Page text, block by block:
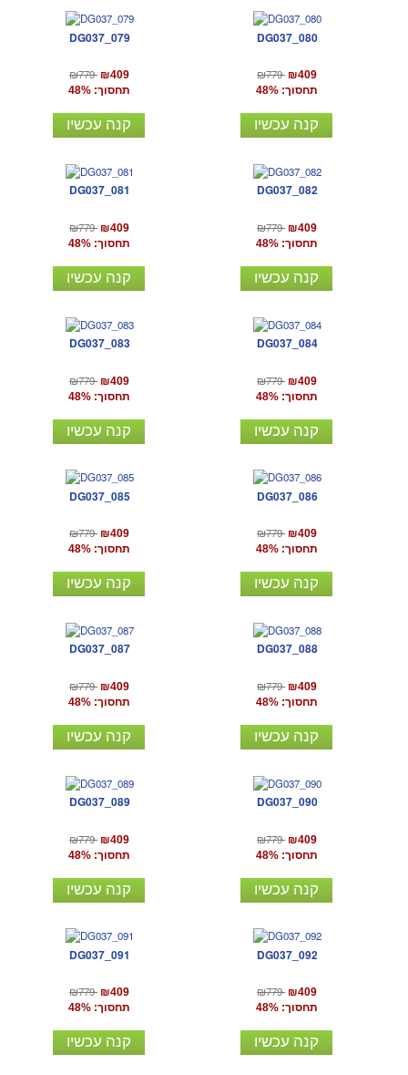
DG037_079
₪779 ₪409
תחסוך: 48%
קנה עכשיו
DG037_080
₪779 ₪409
תחסוך: 48%
קנה עכשיו
DG037_081
₪779 ₪409
תחסוך: 48%
קנה עכשיו
DG037_082
₪779 ₪409
תחסוך: 48%
קנה עכשיו
DG037_083
₪779 ₪409
תחסוך: 48%
קנה עכשיו
DG037_084
₪779 ₪409
תחסוך: 48%
קנה עכשיו
DG037_085
₪779 ₪409
תחסוך: 48%
קנה עכשיו
DG037_086
₪779 ₪409
תחסוך: 48%
קנה עכשיו
DG037_087
₪779 ₪409
תחסוך: 48%
קנה עכשיו
DG037_088
₪779 ₪409
תחסוך: 48%
קנה עכשיו
DG037_089
₪779 ₪409
תחסוך: 48%
קנה עכשיו
DG037_090
₪779 ₪409
תחסוך: 48%
קנה עכשיו
DG037_091
₪779 ₪409
תחסוך: 48%
קנה עכשיו
DG037_092
₪779 ₪409
תחסוך: 48%
קנה עכשיו